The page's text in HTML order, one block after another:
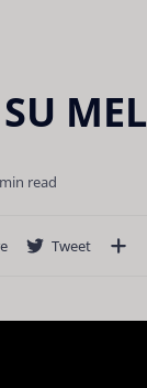
SU
read